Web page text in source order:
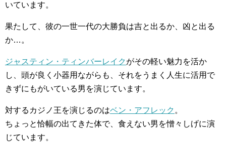
いています。
果たして、彼の一世一代の大勝負は吉と出るか、凶と出る
か…。
ジャスティン・ティンバーレイク がその軽い魅力を活か
し、頭が良く小器用ながらも、それをうまく人生に活用で
きずにもがいている男を演じています。
対するカジノ王を演じるのはベン・アフレック 。
ちょっと恰幅の出てきた体で、食えない男を憎々しげに演
じています。